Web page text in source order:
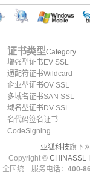
证书类型Category
增强型证书EV SSL
通配符证书Wildcard
企业型证书OV SSL
多域名证书SAN SSL
域名型证书DV SSL
名代码签名证书
CodeSigning
亚狐科技旗下
Copyright © CHINASSL
全国统一服务电话： 400-